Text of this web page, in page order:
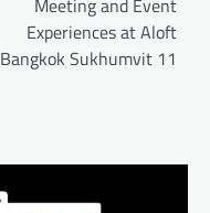
Meeting and Event
Experiences at Aloft
Bangkok Sukhumvit 11